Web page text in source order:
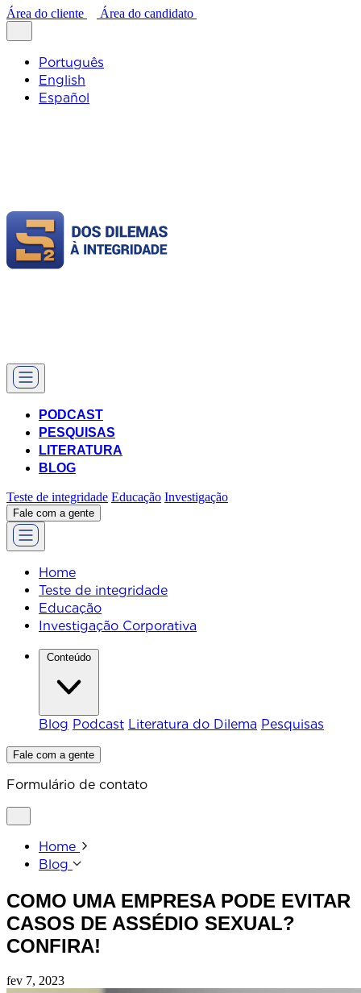
Área do cliente Área do candidato
Português
English
Español
PODCAST
PESQUISAS
LITERATURA
BLOG
Teste de integridade Educação Investigação
Fale com a gente
Home
Teste de integridade
Educação
Investigação Corporativa
Blog Podcast Literatura do Dilema Pesquisas
Fale com a gente
Formulário de contato
Home
Blog
COMO UMA EMPRESA PODE EVITAR
CASOS DE ASSÉDIO SEXUAL?
CONFIRA!
fev 7, 2023